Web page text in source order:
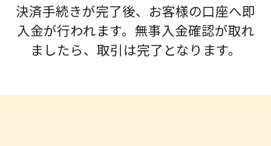
決済手続きが完了後、お客様の口座へ即
入金が行われます。無事入金確認が取れ
ましたら、取引は完了となります。